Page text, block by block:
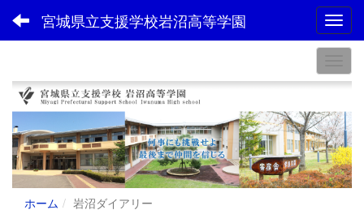
宮城県立支援学校岩沼高等学園
ホーム
岩沼ダイアリー